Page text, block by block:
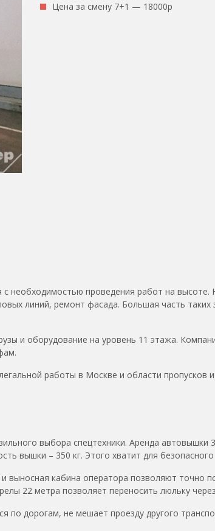
Цена за смену 7+1 — 18000р
необходимостью проведения работ на
линий, ремонт фасада. Большая часть таких
и оборудование на уровень 11 этажа.
работы в Москве и области пропусков
выбора спецтехники. Аренда автовышки
вышки – 350 кг. Этого хватит для
выносная кабина оператора позволяют точно
22 метра позволяет переносить люльку
дорогам, не мешает проезду другого